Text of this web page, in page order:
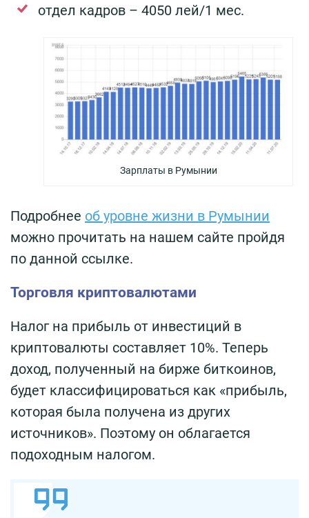
отдел кадров – 4050 лей/1 мес.
Зарплаты в Румынии
Подробнее об уровне жизни в Румынии
можно прочитать на нашем сайте пройдя
по данной ссылке.
Торговля криптовалютами
Налог на прибыль от инвестиций в
криптовалюты составляет 10%. Теперь
доход, полученный на бирже биткоинов,
будет классифицироваться как «прибыль,
которая была получена из других
источников». Поэтому он облагается
подоходным налогом.